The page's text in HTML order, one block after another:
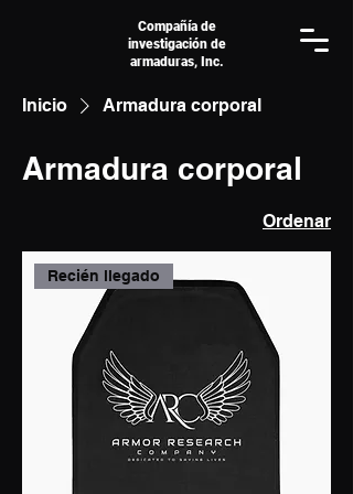
Compañía de
investigación de
armaduras, Inc.
Inicio Armadura corporal
Armadura corporal
Ordenar
Recién llegado